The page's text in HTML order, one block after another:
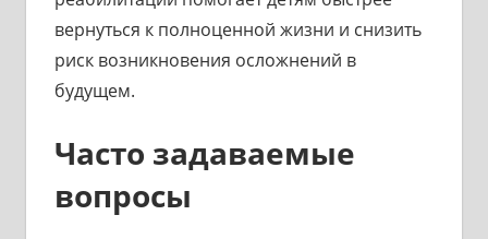
вернуться к полноценной жизни и снизить
риск возникновения осложнений в
будущем.
Часто задаваемые
вопросы